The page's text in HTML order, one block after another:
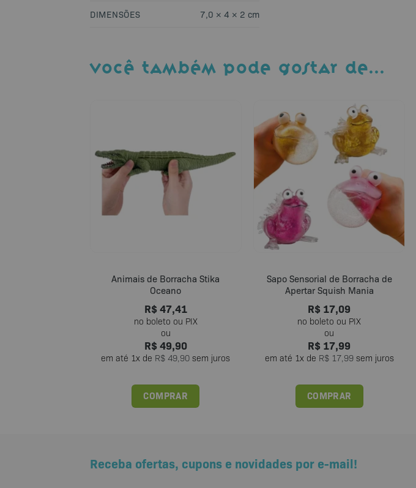
DIMENSÕES 7,0 × 4 × 2 cm
VOCÊ TAMBÉM PODE GOSTAR DE…
Animais de Borracha Stika
Oceano
R$47,41
R$49,90
em até 1x de R$ 49,90 sem juros
COMPRAR
Sapo Sensorial de Borracha de
Apertar Squish Mania
R$ 17,09
R$ 17,99
em até 1x de R$17,99sem juros
COMPRAR
Receba ofertas, cupons e novidades por e-mail!